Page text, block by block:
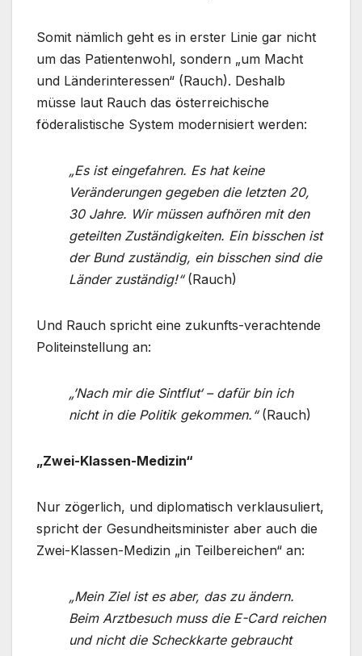
Somit nämlich geht es in erster Linie gar nicht
um das Patientenwohl, sondern „um Macht
und Länderinteressen“ (Rauch). Deshalb
müsse laut Rauch das österreichische
föderalistische System modernisiert werden:
„Es ist eingefahren. Es hat keine
Veränderungen gegeben die letzten 20,
30 Jahre. Wir müssen aufhören mit den
geteilten Zuständigkeiten. Ein bisschen ist
der Bund zuständig, ein bisschen sind die
Länder zuständig!“(Rauch)
Und Rauch spricht eine zukunfts-verachtende
Politeinstellung an:
„’Nach mir die Sintflut‘ – dafür bin ich
nicht in die Politik gekommen.“(Rauch)
„Zwei-Klassen-Medizin“
Nur zögerlich, und diplomatisch verklausuliert,
spricht der Gesundheitsminister aber auch die
Zwei-Klassen-Medizin „in Teilbereichen“ an:
„Mein Ziel ist es aber, das zu ändern.
Beim Arztbesuch muss die E-Card reichen
und nicht die Scheckkarte gebraucht